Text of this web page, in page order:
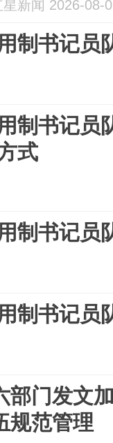
星新闻 2026-08-
制书记员
制书记员
式
制书记员
制书记员
部门发文
规范管理